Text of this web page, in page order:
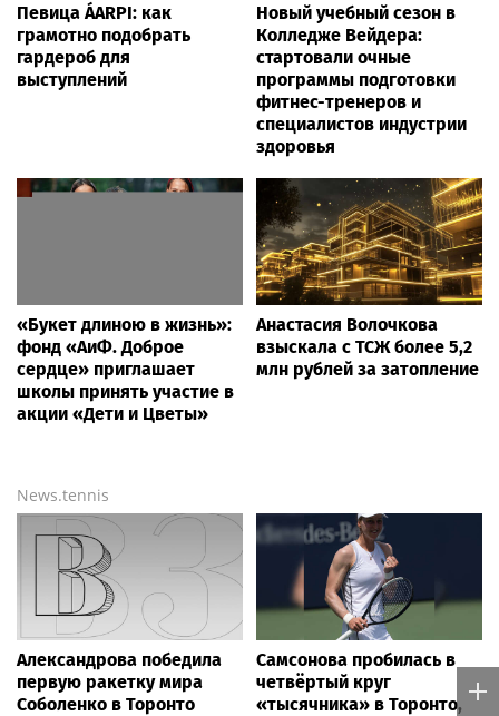
Певица ÁARPI: как
грамотно подобрать
гардероб для
выступлений
Новый учебный сезон в
Колледже Вейдера:
стартовали очные
программы подготовки
фитнес-тренеров и
специалистов индустрии
здоровья
«Букет длиною в жизнь»:
фонд «АиФ. Доброе
сердце» приглашает
школы принять участие в
акции «Дети и Цветы»
Анастасия Волочкова
взыскала с ТСЖ более 5,2
млн рублей за затопление
News.tennis
Александрова победила
первую ракетку мира
Соболенко в Торонто
Самсонова пробилась в
четвёртый круг
«тысячника» в Торонто,